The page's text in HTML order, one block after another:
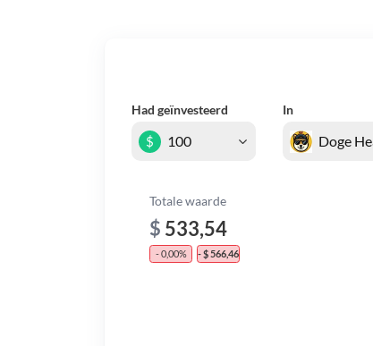
Had geïnvesteerd In
$
Totale waarde
$ 533,54
- 0,00% - $ 566,46